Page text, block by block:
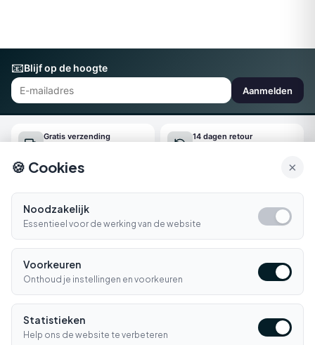
📧Blijf op de hoogte
Aanmelden
Gratis verzending 14 dagen retour
Bellen E-mail
Klantenservice
Winkelen ▼
Informatie
🍪 Cookies ×
Noodzakelijk
Essentieel voor de werking van de website
Voorkeuren
Onthoud je instellingen en voorkeuren
Statistieken
Help ons de website te verbeteren